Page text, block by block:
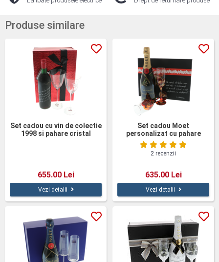
Produse similare
Set cadou cu vin de colectie
1998 si pahare cristal
655.00 Lei
Vezi detalii
Set cadou Moet
personalizat cu pahare
Viata
2 recenzii
635.00 Lei
Vezi detalii